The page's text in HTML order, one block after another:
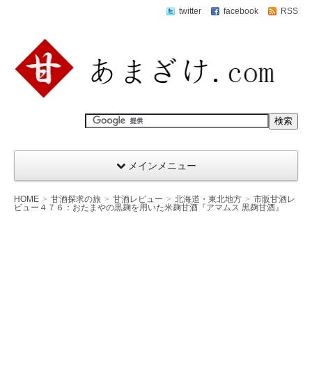
twitter facebook RSS
メインメニュー
HOME 甘酒探求の旅 甘酒レビュー 北海道・東北地方
市販甘酒レ
ビュー４７６：おたまやの黒麹を用いた米麹甘酒『アマムス 黒麹甘酒』